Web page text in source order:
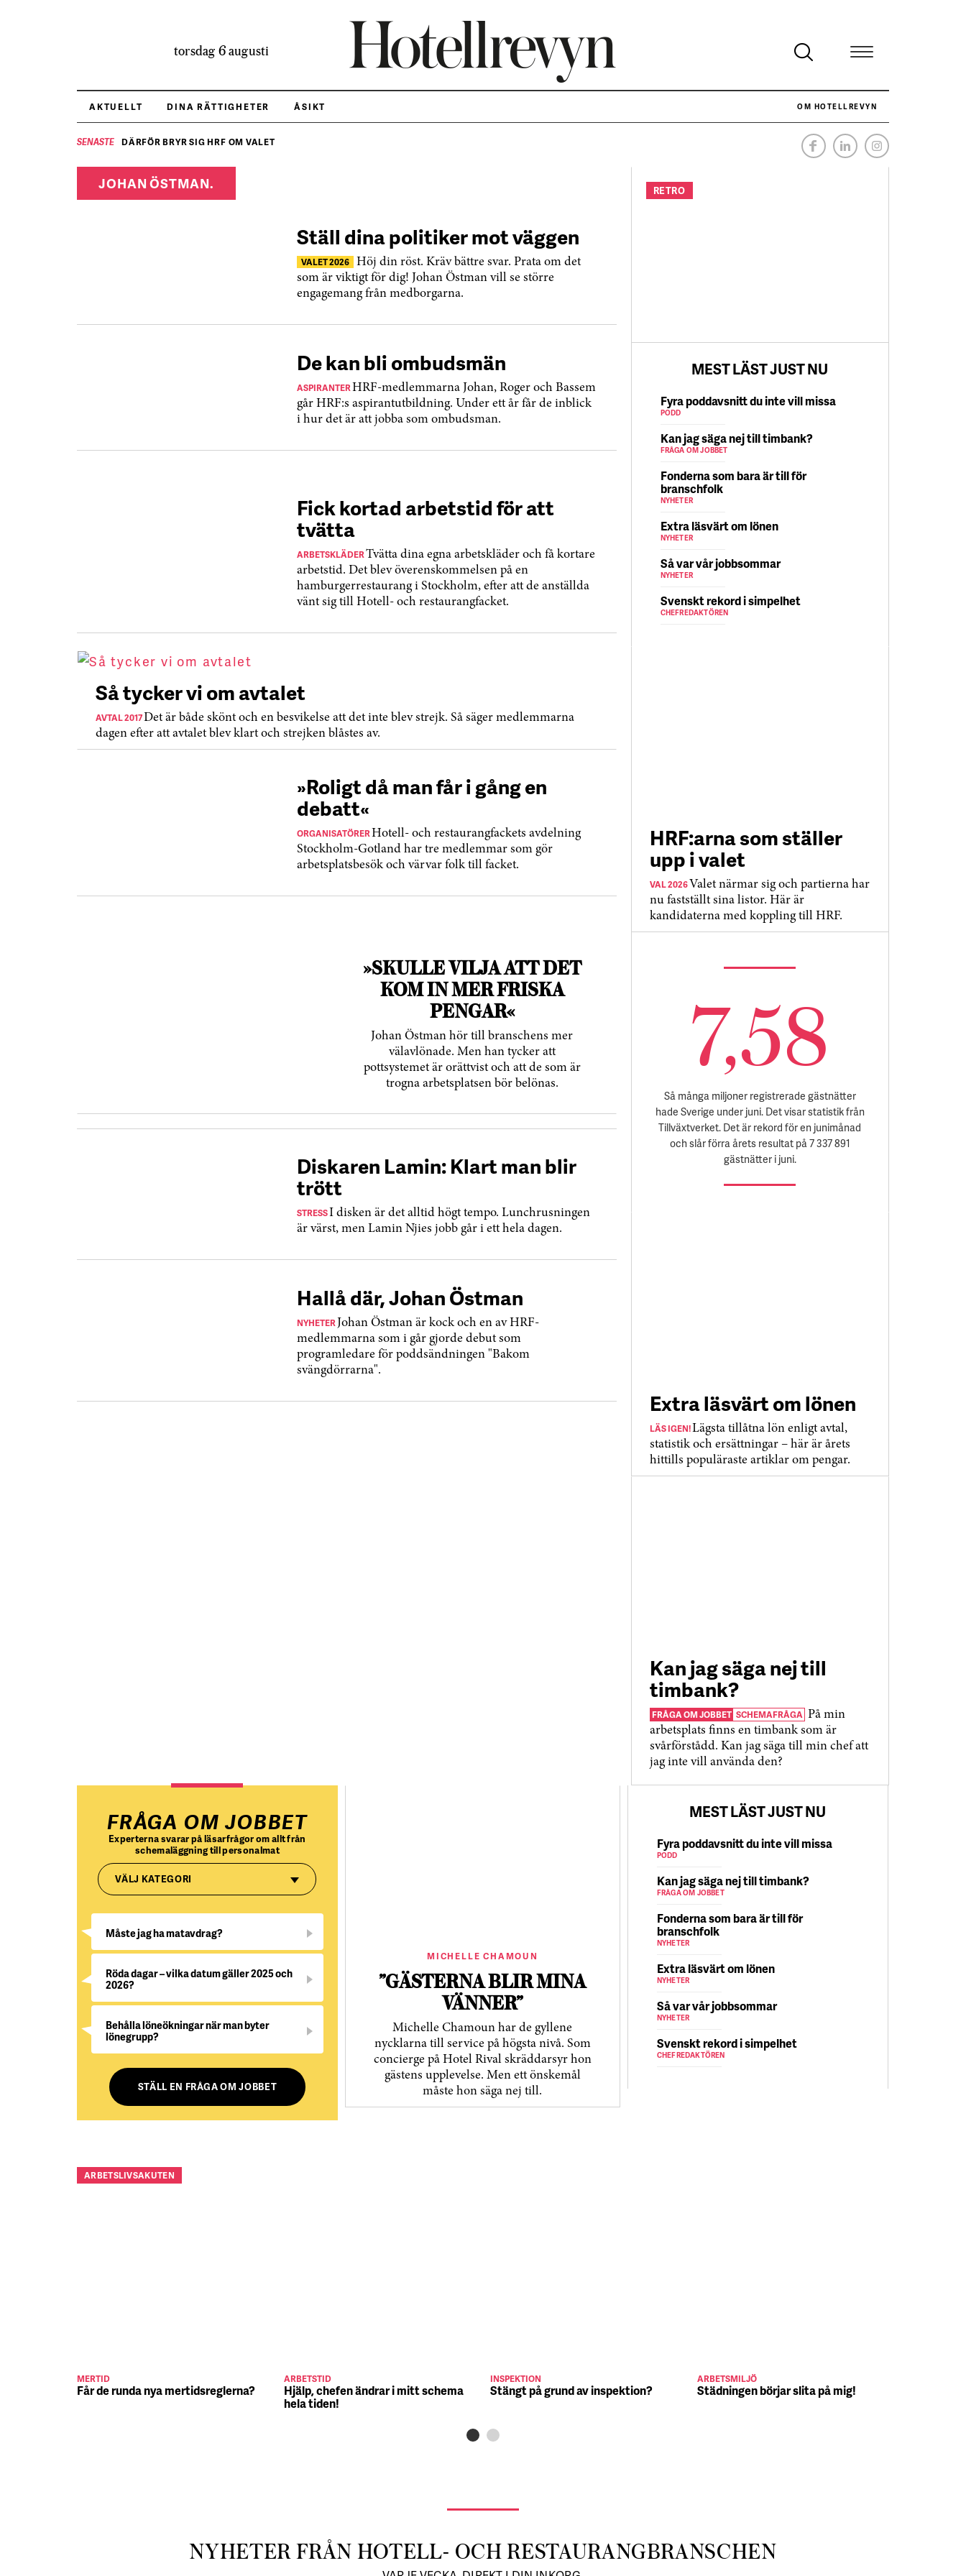
torsdag 6 augusti
AKTUELLT DINA RÄTTIGHETER ÅSIKT OM HOTELLREVYN
SENASTE DÄRFÖR BRYR SIG HRF OM VALET NÄR HOTELLREVYN SLOG SVENSKT REKORD I SIMPELHET
JOHAN ÖSTMAN.
Ställ dina politiker mot väggen
VALET 2026 Höj din röst. Kräv bättre svar. Prata om det
som är viktigt för dig! Johan Östman vill se större
engagemang från medborgarna.
De kan bli ombudsmän
ASPIRANTERHRF-medlemmarna Johan, Roger och Bassem
går HRF:s aspirantutbildning. Under ett år får de inblick
i hur det är att jobba som ombudsman.
Fick kortad arbetstid för att
tvätta
ARBETSKLÄDERTvätta dina egna arbetskläder och få kortare
arbetstid. Det blev överenskommelsen på en
hamburgerrestaurang i Stockholm, efter att de anställda
vänt sig till Hotell- och restaurangfacket.
Så tycker vi om avtalet
AVTAL 2017Det är både skönt och en besvikelse att det inte blev strejk. Så säger medlemmarna
dagen efter att avtalet blev klart och strejken blåstes av.
»Roligt då man får i gång en
debatt«
ORGANISATÖRERHotell- och restaurangfackets avdelning
Stockholm-Gotland har tre medlemmar som gör
arbetsplatsbesök och värvar folk till facket.
»SKULLE VILJA ATT DET
KOM IN MER FRISKA
PENGAR«
Johan Östman hör till branschens mer
väl­avlönade. Men han tycker att
pottsystemet är orättvist och att de som är
trogna arbetsplatsen bör belönas.
Diskaren Lamin: Klart man blir
trött
STRESSI disken är det alltid högt tempo. Lunchrusningen
är värst, men Lamin Njies jobb går i ett hela dagen.
Hallå där, Johan Östman
NYHETERJohan Östman är kock och en av HRF-
medlemmarna som i går gjorde debut som
programledare för poddsändningen "Bakom
svängdörrarna".
RETRO
MEST LÄST JUST NU
Fyra poddavsnitt du inte vill missa
PODD
Kan jag säga nej till timbank?
FRÅGA OM JOBBET
Fonderna som bara är till för
branschfolk
NYHETER
Extra läsvärt om lönen
NYHETER
Så var vår jobbsommar
NYHETER
Svenskt rekord i simpelhet
CHEFREDAKTÖREN
HRF:arna som ställer
upp i valet
VAL 2026Valet närmar sig och partierna har
nu fastställt sina listor. Här är
kandidaterna med koppling till HRF.
7,58
Så många miljoner registrerade gästnätter
hade Sverige under juni. Det visar statistik från
Tillväxtverket. Det är rekord för en junimånad
och slår förra årets resultat på 7 337 891
gästnätter i juni.
Extra läsvärt om lönen
LÄS IGEN!Lägsta tillåtna lön enligt avtal,
statistik och ersättningar – här är årets
hittills populäraste artiklar om pengar.
Kan jag säga nej till
timbank?
FRÅGA OM JOBBET SCHEMAFRÅGA På min
arbetsplats finns en timbank som är
svårförstådd. Kan jag säga till min chef att
jag inte vill använda den?
FRÅGA OM JOBBET
Experterna svarar på läsarfrågor om allt från
schemaläggning till personalmat
VÄLJ KATEGORI
Måste jag ha matavdrag?
Röda dagar – vilka datum gäller 2025 och
2026?
Behålla löneökningar när man byter
lönegrupp?
STÄLL EN FRÅGA OM JOBBET
MICHELLE CHAMOUN
”GÄSTERNA BLIR MINA
VÄNNER”
Michelle Chamoun har de gyllene
nycklarna till service på högsta nivå. Som
concierge på Hotel Rival skräddarsyr hon
gästens upp­levelse. Men ett önskemål
måste hon säga nej till.
MEST LÄST JUST NU
Fyra poddavsnitt du inte vill missa
PODD
Kan jag säga nej till timbank?
FRÅGA OM JOBBET
Fonderna som bara är till för
branschfolk
NYHETER
Extra läsvärt om lönen
NYHETER
Så var vår jobbsommar
NYHETER
Svenskt rekord i simpelhet
CHEFREDAKTÖREN
ARBETSLIVSAKUTEN
MERTID
Får de runda nya mertidsreglerna?
ARBETSTID
Hjälp, chefen ändrar i mitt schema
hela tiden!
INSPEKTION
Stängt på grund av inspektion?
ARBETSMILJÖ
Städningen börjar slita på mig!
NYHETER FRÅN HOTELL- OCH RESTAURANGBRANSCHEN